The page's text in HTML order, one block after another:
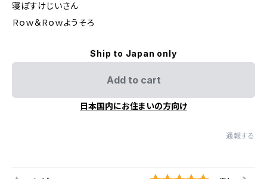
寝ぼすけじいさん
Ｒｏｗ＆Ｒｏｗようそろ
Ship to Japan only
Add to cart
日本国内にお住まいの方向け
通報する